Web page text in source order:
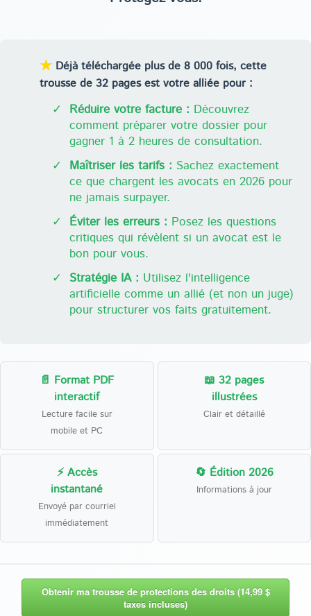
★ Déjà téléchargée plus de 8 000 fois, cette
trousse de 32 pages est votre alliée pour :
✓ Réduire votre facture : Découvrez
comment préparer votre dossier pour
gagner 1 à 2 heures de consultation.
✓ Maîtriser les tarifs : Sachez exactement
ce que chargent les avocats en 2026 pour
ne jamais surpayer.
✓ Éviter les erreurs : Posez les questions
critiques qui révèlent si un avocat est le
bon pour vous.
✓ Stratégie IA : Utilisez l'intelligence
artificielle comme un allié (et non un juge)
pour structurer vos faits gratuitement.
📄 Format PDF
interactif
Lecture facile sur
mobile et PC
📖 32 pages
illustrées
Clair et détaillé
⚡ Accès
instantané
Envoyé par courriel
immédiatement
🔄 Édition 2026
Informations à jour
Obtenir ma trousse de protections des droits (14,99 $
taxes incluses)